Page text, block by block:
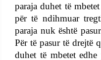
paraja duhet të
për të ndihmuar
paraja nuk është
Për të pasur të drejtë
duhet të mbetet